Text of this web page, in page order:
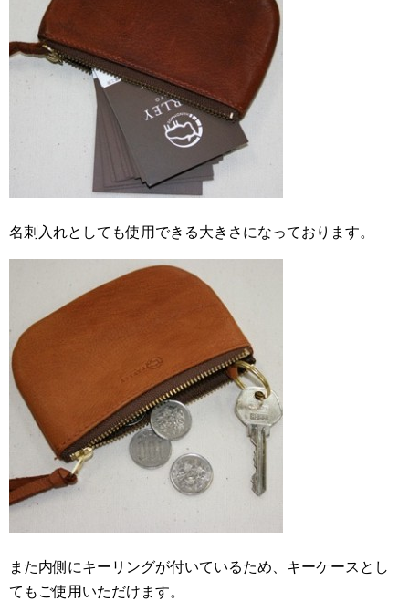
名刺入れとしても使用できる大きさになっております。
また内側にキーリングが付いているため、キーケースとし
てもご使用いただけます。